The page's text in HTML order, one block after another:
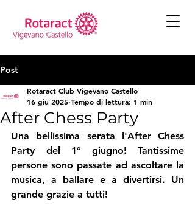
Post
After Chess Party
Rotaract Club Vigevano Castello
16 giu 2025 Tempo di lettura: 1 min
Una bellissima serata l'After Chess
Party del 1° giugno! Tantissime
persone sono passate ad ascoltare la
musica, a ballare e a divertirsi. Un
grande grazie a tutti!